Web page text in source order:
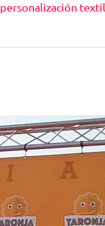
personalización textil